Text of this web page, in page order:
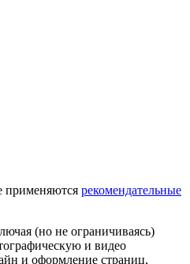
применяются рекомендательные
(но не ограничиваясь)
и видео
и оформление страниц,